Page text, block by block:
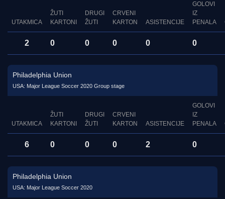
UTAKMICA
ŽUTI
KARTONI
DRUGI
ŽUTI
CRVENI
KARTON
ASISTENCIJE
GOLOVI
IZ
PENALA
2 0 0 0 0 0
Philadelphia Union
USA: Major League Soccer 2020 Group stage
UTAKMICA
ŽUTI
KARTONI
DRUGI
ŽUTI
CRVENI
KARTON
ASISTENCIJE
GOLOVI
IZ
PENALA
6 0 0 0 2 0
Philadelphia Union
USA: Major League Soccer 2020